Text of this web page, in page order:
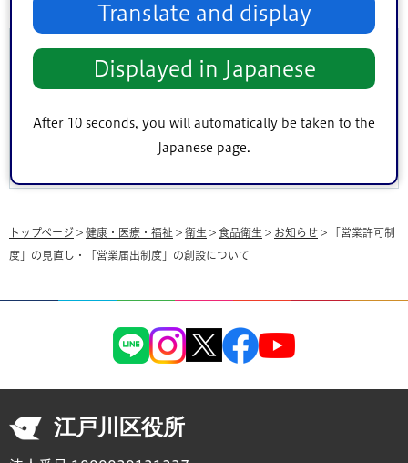
Translate and display
Displayed in Japanese
After 10 seconds, you will automatically be taken to the
Japanese page.
このページに関するお問い合わせ
トップページ > 健康・医療・福祉 > 衛生 > 食品衛生 > お知らせ > 「営業許可制
度」の見直し・「営業届出制度」の創設について
江戸川区役所